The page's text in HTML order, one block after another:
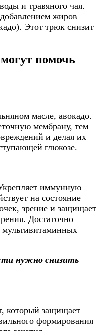
и травяного чая.
жиров
Этот трюк снизит
помочь
масле, авокадо.
мембрану, тем
и делая их
глюкозе.
иммунную
на состояние
зрение и защищает
Достаточно
мультивитаминных
нужно снизить
который защищает
формирования